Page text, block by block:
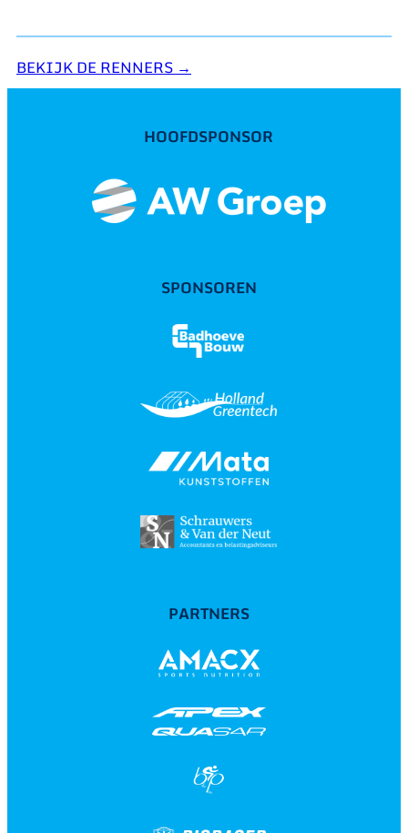
BEKIJK DE RENNERS →
HOOFDSPONSOR
SPONSOREN
PARTNERS